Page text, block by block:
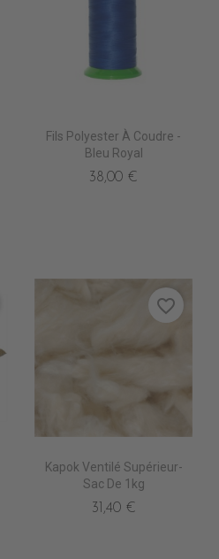
Fils Polyester À Coudre -
Bleu Royal
38,00 €
Kapok Ventilé Supérieur-
Sac De 1kg
31,40 €
favorite_border